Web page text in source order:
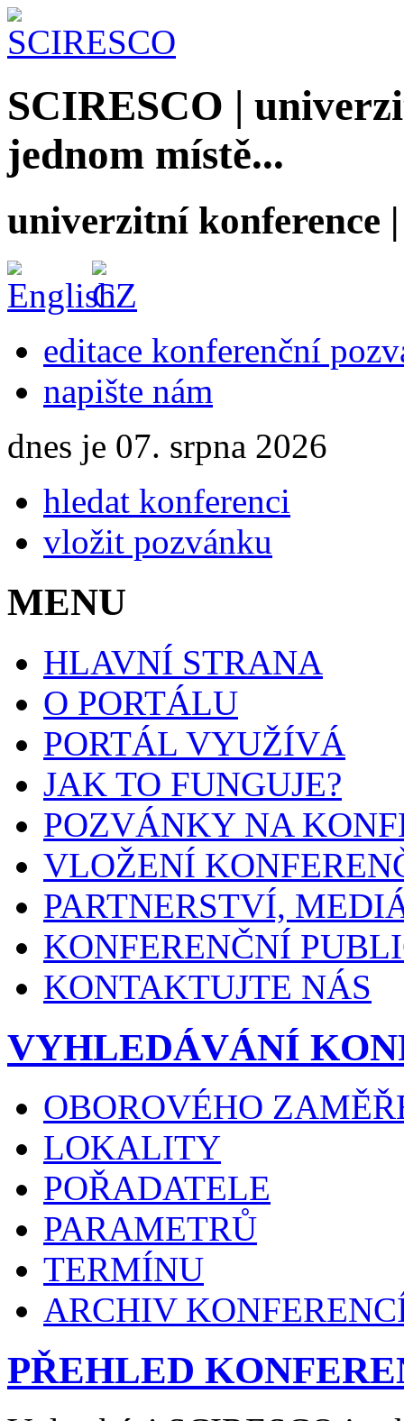
SCIRESCO |
jednom místě...
univerzitní konference
editace konferenční
napište nám
dnes je 07. srpna 2026
hledat konferenci
vložit pozvánku
MENU
HLAVNÍ STRANA
O PORTÁLU
PORTÁL VYUŽÍVÁ
JAK TO FUNGUJE?
POZVÁNKY NA
VLOŽENÍ
PARTNERSTVÍ,
KONFERENČNÍ
KONTAKTUJTE NÁS
VYHLEDÁVÁNÍ
OBOROVÉHO
LOKALITY
POŘADATELE
PARAMETRŮ
TERMÍNU
ARCHIV
PŘEHLED